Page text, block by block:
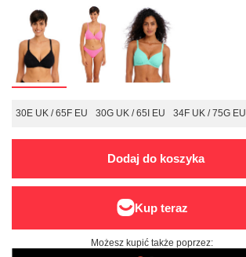
30E UK / 65F EU 30G UK / 65I EU 34F UK / 75G EU
Dodaj do koszyka
Możesz kupić także poprzez: